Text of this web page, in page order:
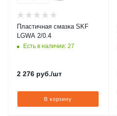
Пластичная смазка SKF
LGWA 2/0.4
Есть в наличии: 27
2 276 руб./шт
В корзину